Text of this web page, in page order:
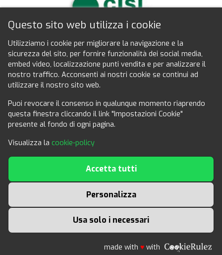
Seguici anche su facebook
Per informazioni generiche:
Informazioni commerciali per Aziende:
CLICCA QUI
per suggerire l'inserimento di una nuova convenzione
Area Riservata|Impostazioni Cookie|Privacy & Cookie|
RTP Comunicazione
Questo sito web utilizza i cookie
Utilizziamo i cookie per migliorare la navigazione e la
sicurezza del sito, per fornire funzionalità dei social media,
embed video, localizzazione punti vendita e per analizzare il
nostro traffico. Acconsenti ai nostri cookie se continui ad
utilizzare il nostro sito web.
Puoi revocare il consenso in qualunque momento riaprendo
questa finestra cliccando il link "Impostazioni Cookie"
presente al fondo di ogni pagina.
Visualizza la cookie-policy
Usa solo i necessari
Personalizza
Accetta tutti
made with ♥with